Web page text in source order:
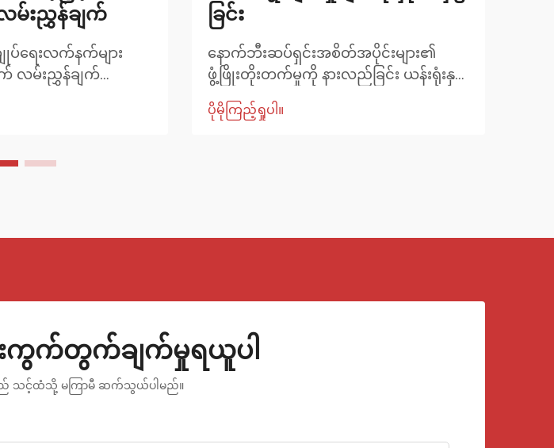
မ်းညွှန်ချက်
ပ်ရေးလက်နက်များ
လမ်းညွှန်ချက်
ေးပါသော
အရှိန်မြှင့်ခြင်း၊ ဘရိတ်
ခြင်း
နောက်ဘီးဆပ်ရှင်းအစိတ်အပိုင်းများ၏
ဖွံ့ဖြိုးတိုးတက်မှုကို နားလည်ခြင်း ယန်းရုံးနှင့်
အတွင်း ထူးချွန်သော တိုးတက်မှုများ ရရှိခဲ့
ပိုမိုကြည့်ရှုပါ။
းကွက်တွက်ချက်မှုရယူပါ
သင့်ထံသို့ မကြာမီ ဆက်သွယ်ပါမည်။